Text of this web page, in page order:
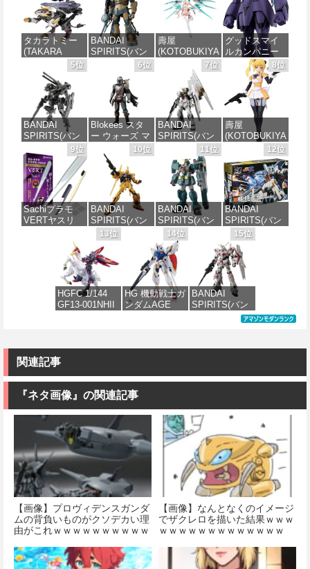
タカラトミー
(TAKARA
SPARK
REALIZE
MODEL リアラ
イズモデル
ZOIDS ゾイド
RMZ-025 ライ
ガーゼロファ
ルコン (ZBF)
色分け済み プ
ラキット
価格：¥8,334
BANDAI
SPIRITS(バン
ダイスピリッ
ツ) HG 機動戦
士ガンダム 復
讐のレクイエ
ム ザクⅡ F型
ソラリ機 (復讐
のレクイエム)
1/144スケール
色分け済みプ
ラモデル
価格：¥2,650
壽屋
(KOTOBUKIYA
) メガミデバイ
ス デザイアメ
イデン レイダ
ー シュガーグ
レイズ 全高約
180mm 1/1ス
ケール プラモ
デル
価格：¥6,239
グッドスマイ
ルカンパニー
巨神ゴーグ
MODEROID マ
ノン・ガーデ
ィアン 組み立
て式プラモデ
ル ノンスケー
ル 全高約
170mm
価格：¥7,656
5位
BANDAI
SPIRITS(バン
ダイ スピリッ
ツ) 30MM
xEXM-000 ゼ
ノヴァルト
1/144スケール
色分け済みプ
ラモデル
6位
Blokees スタ
ー ウォーズ マ
ンダロリアン&
グローグー
CC05 ディン
ジャリン&グロ
ーグー ABS樹
脂&PVC製 組
み立て式プラ
スチックモデ
価格：¥4,475
7位
BANDAI
SPIRITS(バン
ダイ スピリッ
ツ) RG 機動戦
士ガンダム 逆
襲のシャア νガ
ンダム 1/144ス
ケール 色分け
済みプラモデ
ル
価格：¥4,848
8位
壽屋
(KOTOBUKIYA
) 無限邂逅メガ
ロマリア スタ
ーズ 全高約
140mm ノンス
ケール プラモ
デル
価格：¥8,566
9位
Sachiプラモ
VERTヤスリ
モデラー共同
開発】 超極細
ガラスヤスリ
５点セット ガ
ンプラ プラモ
デル ゲート処
理 模型 フィギ
価格：¥2,320
10位
BANDAI
SPIRITS(バン
ダイ スピリッ
ツ) HGUC 200
機動戦士Zガン
ダム 百式
1/144スケール
色分け済みプ
ラモデル
11位
BANDAI
SPIRITS(バン
ダイ スピリッ
ツ) HG 機動新
世紀ガンダムX
ガンダムレオ
パルド 1/144ス
ケール 色分け
済みプラモデ
ル
12位
BANDAI
SPIRITS(バン
ダイ スピリッ
ツ) HGUC
1/144 ZZガン
ダム （機動戦
士ZZガンダ
ム）
価格：¥2,500
13位
HGFC 1/144
GF13-001NHII
ガンダム)
14位
HG 機動戦士ガ
ンダムAGE
色分け済みプ
価格：¥1,742
15位
BANDAI
SPIRITS(バン
ダイ スピリッ
ユニコーンガ
済みプラモデ
価格：¥4,840
関連記事
『ネタ画像』の関連記事
【画像】プロヴィデンスガンダ
ムの背負いものがクソデカい理
由がこれｗｗｗｗｗｗｗｗｗｗ
【画像】なんとなくのイメージ
でザクレロを描いた結果ｗｗｗ
ｗｗｗｗｗｗｗｗｗｗｗｗｗ